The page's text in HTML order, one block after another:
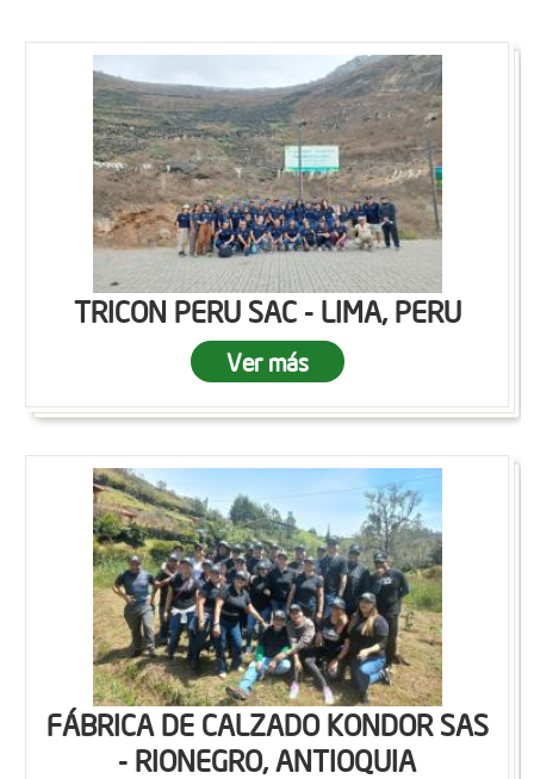
TRICON PERU SAC - LIMA, PERU
Ver más
FÁBRICA DE CALZADO KONDOR SAS
- RIONEGRO, ANTIOQUIA